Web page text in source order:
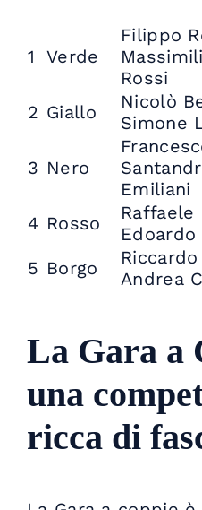
1 Verde
Filippo
Rossi
2 Giallo
Nicolò
Simone
3 Nero
Emiliani
4 Rosso
Raffaele
Edoardo
5 Borgo
Andrea
La Gara a
una
ricca di